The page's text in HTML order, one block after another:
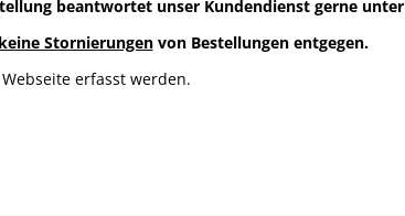
beantwortet unser Kundendienst gerne unter
keine Stornierungenvon Bestellungen entgegen.
erfasst werden.